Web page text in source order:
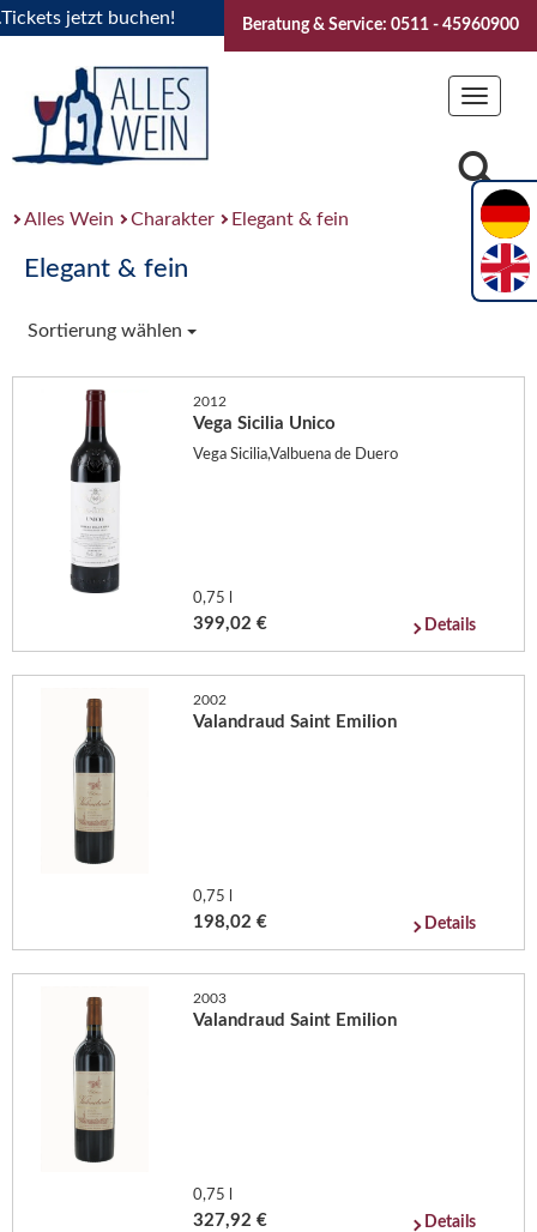
jetzt buchen! "Das Sommerfest 2026" Vive la
Beratung & Service: 0511 - 45960900
Toggle
Alles Wein Charakter Elegant & fein
Elegant & fein
Sortierung wählen
2012
Vega Sicilia Unico
Vega Sicilia,Valbuena de Duero
0,75 l
399,02 € Details
2002
Valandraud Saint Emilion
0,75 l
198,02 € Details
2003
Valandraud Saint Emilion
0,75 l
327,92 € Details